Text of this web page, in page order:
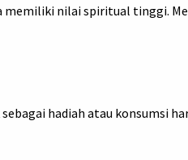
memiliki nilai spiritual tinggi.
hadiah atau konsumsi